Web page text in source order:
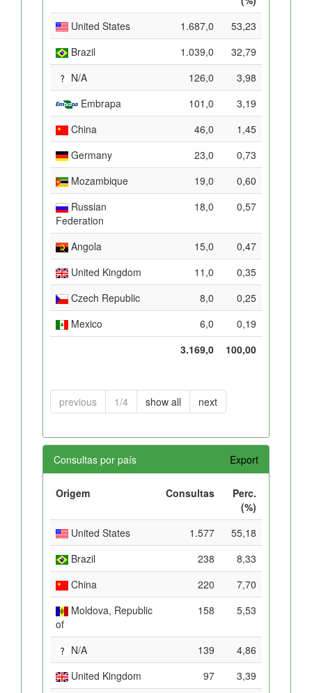
United States
1.687,0
53,23
Brazil
1.039,0
32,79
N/A
126,0
3,98
Embrapa
101,0
3,19
China
46,0
1,45
Germany
23,0
0,73
Mozambique
19,0
0,60
Russian
Federation
18,0 0,57
Angola 15,0
0,47
United Kingdom
11,0
0,35
Czech Republic
8,0
0,25
Mexico
6,0
0,19
3.169,0
100,00
previous 1/4 show all next
Consultas por país Export
Origem Consultas
Perc.
(%)
United States
1.577
55,18
Brazil
238
8,33
China
220
7,70
Moldova, Republic
of
158 5,53
N/A 139
4,86
United Kingdom
97
3,39